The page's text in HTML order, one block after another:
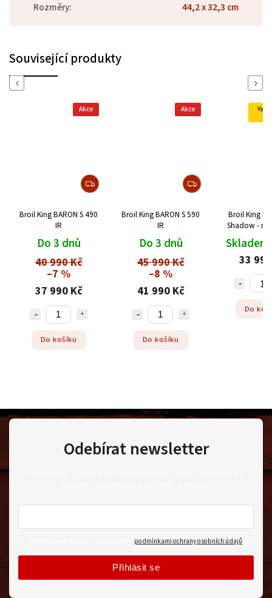
Rozměry: 44,2 x 32,3 cm
Související produkty
Previous
Akce
Broil King BARON S 490
IR
Do 3 dnů
40 990 Kč
–7 %
37 990 Kč
Do košíku
Akce
Broil King BARON S 590
IR
Do 3 dnů
45 990 Kč
–8 %
41 990 Kč
Do košíku
Broil King
Shadow -
Skladem
33
Do
Next
Odebírat newsletter
podmínkami ochrany osobních údajů
Přihlásit se